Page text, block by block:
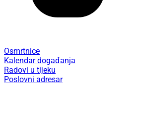
Osmrtnice
Kalendar događanja
Radovi u tijeku
Poslovni adresar